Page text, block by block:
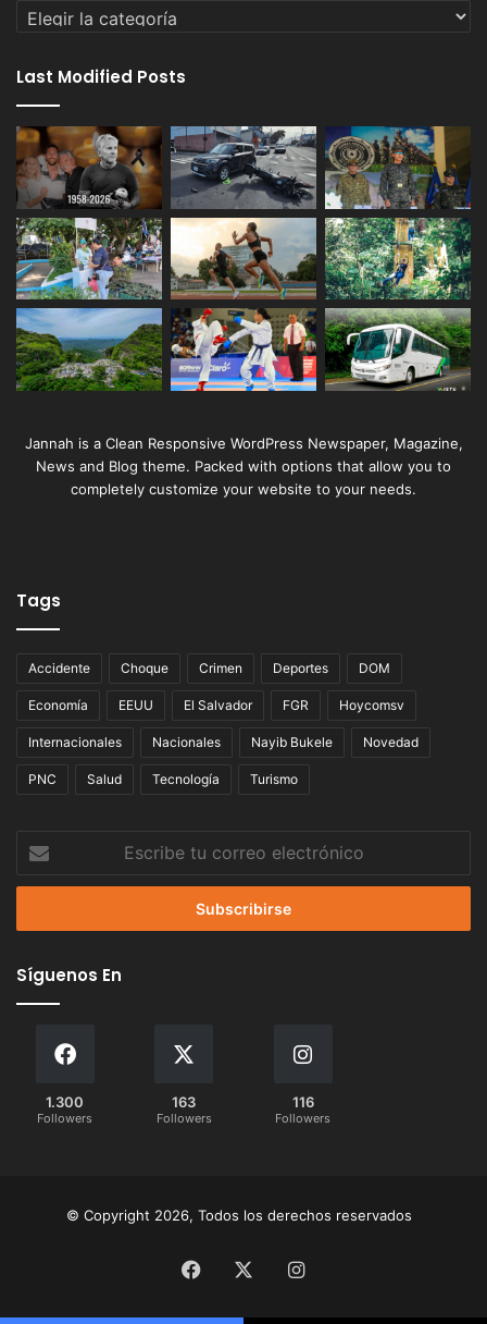
Categorías
Last Modified Posts
Jannah is a Clean Responsive WordPress Newspaper, Magazine,
News and Blog theme. Packed with options that allow you to
completely customize your website to your needs.
Tags
Accidente Choque Crimen Deportes DOM
Economía EEUU El Salvador FGR Hoycomsv
Internacionales Nacionales Nayib Bukele Novedad
PNC Salud Tecnología Turismo
correo
Síguenos En
1.300
Followers
163
Followers
116
Followers
© Copyright 2026, Todos los derechos reservados
Facebook Instagram